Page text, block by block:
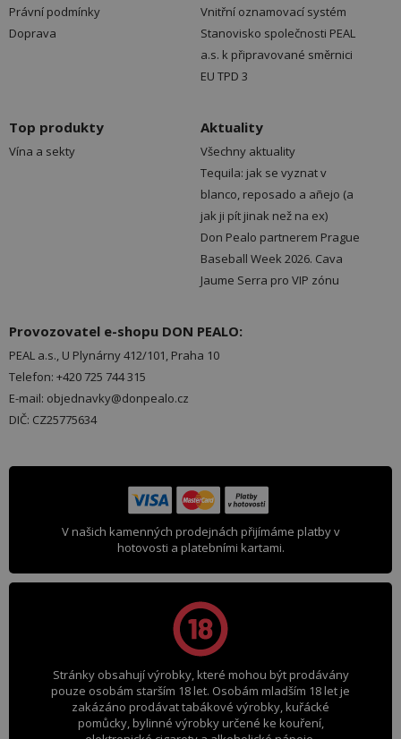
Právní podmínky
Doprava
Vnitřní oznamovací systém
Stanovisko společnosti PEAL
a.s. k připravované směrnici
EU TPD 3
Top produkty
Vína a sekty
Aktuality
Všechny aktuality
Tequila: jak se vyznat v
blanco, reposado a añejo (a
jak ji pít jinak než na ex)
Don Pealo partnerem Prague
Baseball Week 2026. Cava
Jaume Serra pro VIP zónu
Provozovatel e-shopu DON PEALO:
PEAL a.s., U Plynárny 412/101, Praha 10
Telefon: +420 725 744 315
E-mail: objednavky@donpealo.cz
DIČ: CZ25775634
V našich kamenných prodejnách přijímáme platby v
hotovosti a platebními kartami.
Stránky obsahují výrobky, které mohou být prodávány
pouze osobám starším 18 let. Osobám mladším 18 let je
zakázáno prodávat tabákové výrobky, kuřácké
pomůcky, bylinné výrobky určené ke kouření,